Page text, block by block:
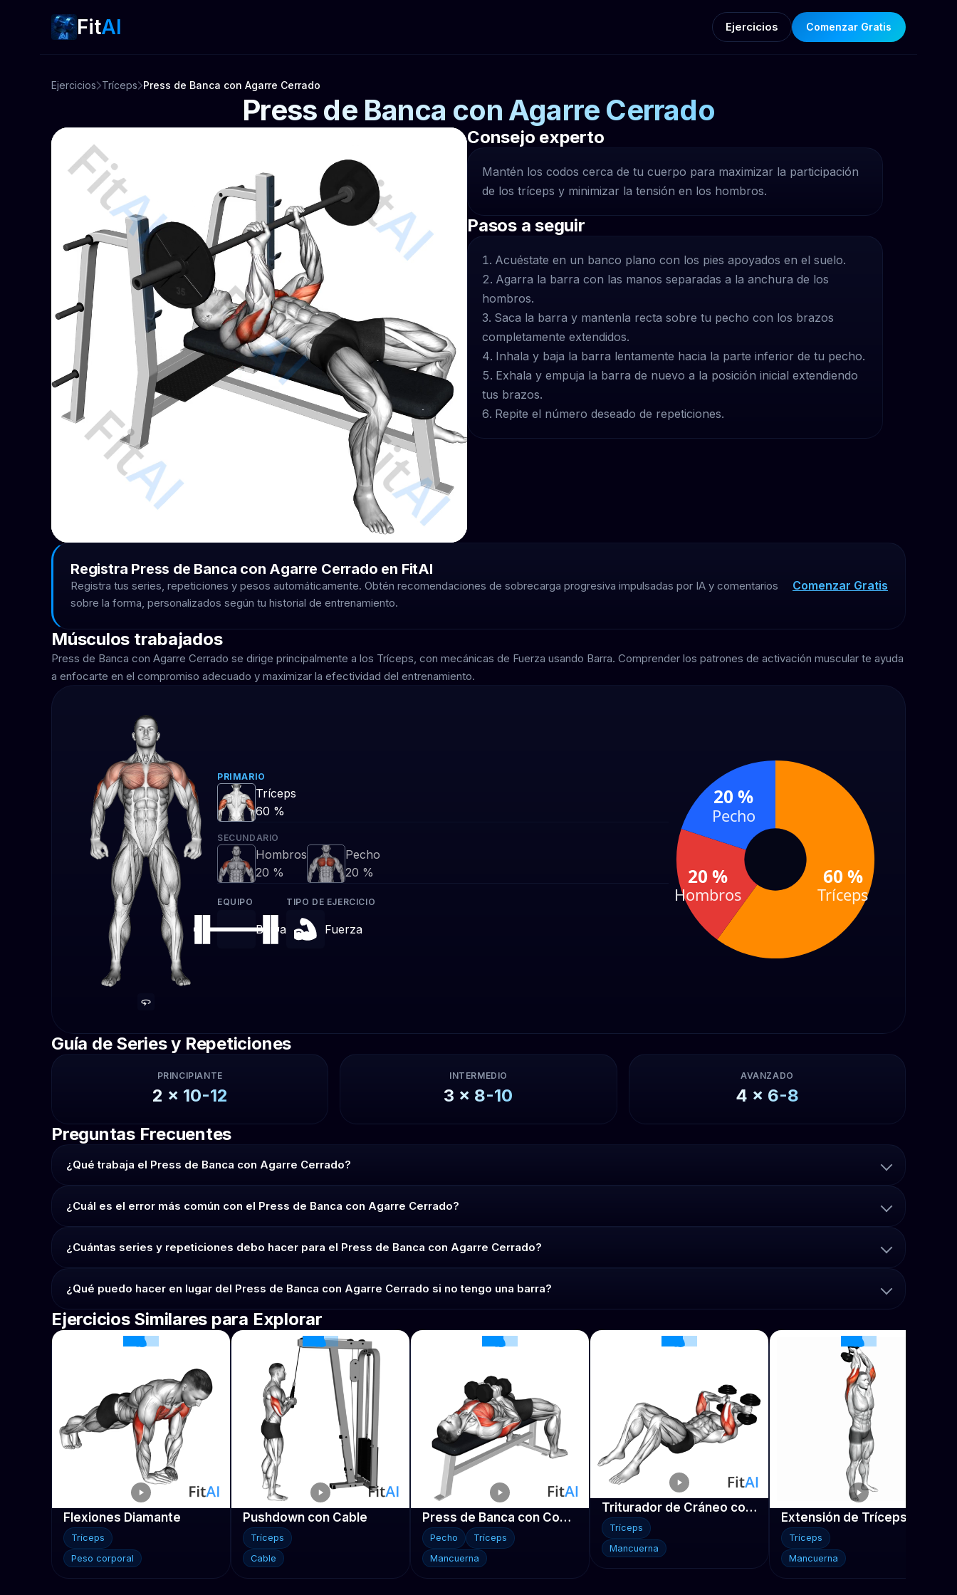
FitAI Ejercicios Comenzar Gratis
Ejercicios Tríceps Press de Banca con Agarre Cerrado
Press de Banca con Agarre Cerrado
Consejo experto
Mantén los codos cerca de tu cuerpo para maximizar la participación
de los tríceps y minimizar la tensión en los hombros.
Pasos a seguir
Acuéstate en un banco plano con los pies apoyados en el suelo.
Agarra la barra con las manos separadas a la anchura de los
hombros.
Saca la barra y mantenla recta sobre tu pecho con los brazos
completamente extendidos.
Inhala y baja la barra lentamente hacia la parte inferior de tu pecho.
Exhala y empuja la barra de nuevo a la posición inicial extendiendo
tus brazos.
Repite el número deseado de repeticiones.
Registra Press de Banca con Agarre Cerrado en FitAI
Registra tus series, repeticiones y pesos automáticamente. Obtén recomendaciones de sobrecarga progresiva impulsadas por IA y comentarios
sobre la forma, personalizados según tu historial de entrenamiento.
Comenzar Gratis
Músculos trabajados
Press de Banca con Agarre Cerrado se dirige principalmente a los Tríceps, con mecánicas de Fuerza usando Barra. Comprender los patrones de activación muscular te ayuda
a enfocarte en el compromiso adecuado y maximizar la efectividad del entrenamiento.
PRIMARIO
Tríceps
60 %
SECUNDARIO
Hombros
20 %
Pecho
20 %
EQUIPO
Barra
TIPO DE EJERCICIO
Fuerza
60 %
Tríceps
20 %
Hombros
20 %
Pecho
Guía de Series y Repeticiones
PRINCIPIANTE
2 x 10-12
INTERMEDIO
3 x 8-10
AVANZADO
4 x 6-8
Preguntas Frecuentes
¿Qué trabaja el Press de Banca con Agarre Cerrado?
¿Cuál es el error más común con el Press de Banca con Agarre Cerrado?
¿Cuántas series y repeticiones debo hacer para el Press de Banca con Agarre Cerrado?
¿Qué puedo hacer en lugar del Press de Banca con Agarre Cerrado si no tengo una barra?
Ejercicios Similares para Explorar
Flexiones Diamante
Tríceps
Peso corporal
Pushdown con Cable
Tríceps
Cable
Press de Banca con Compresión de Mancuernas
Pecho
Tríceps
Mancuerna
Triturador de Cráneo con Mancuernas en el Suelo
Tríceps
Mancuerna
Tríceps
Mancuerna